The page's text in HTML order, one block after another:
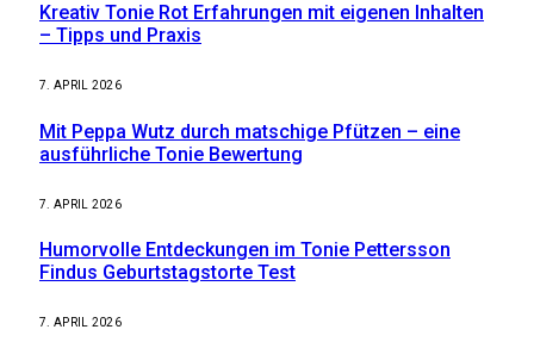
Kreativ Tonie Rot Erfahrungen mit eigenen Inhalten
– Tipps und Praxis
7. APRIL 2026
Mit Peppa Wutz durch matschige Pfützen – eine
ausführliche Tonie Bewertung
7. APRIL 2026
Humorvolle Entdeckungen im Tonie Pettersson
Findus Geburtstagstorte Test
7. APRIL 2026